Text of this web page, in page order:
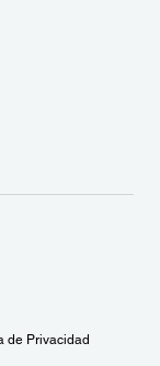
de Privacidad